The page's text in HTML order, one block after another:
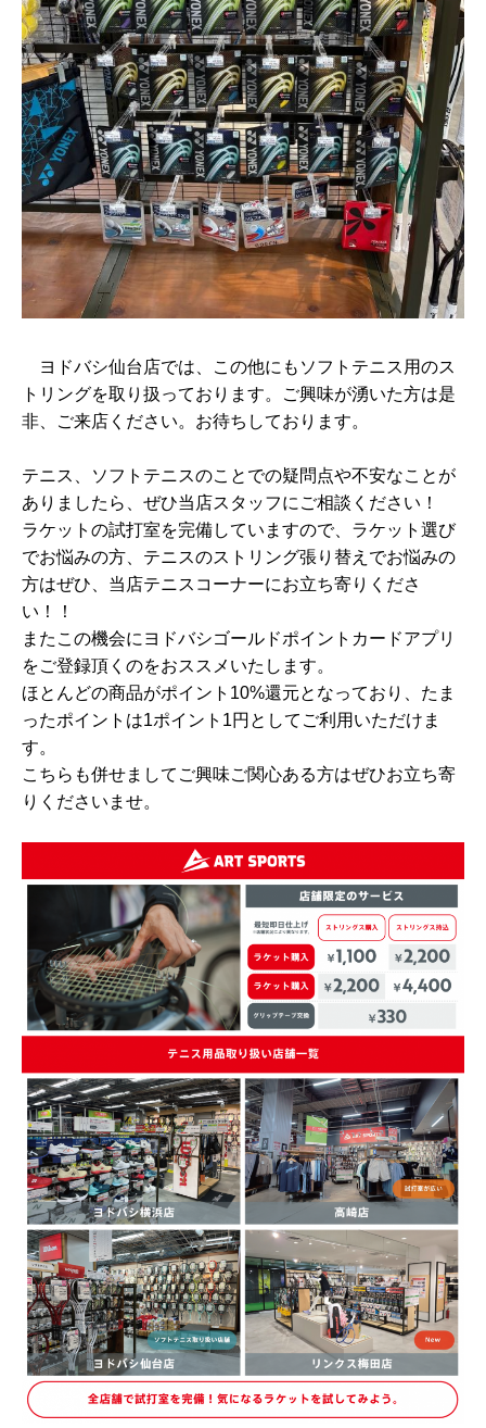
ヨドバシ仙台店では、この他にもソフトテニス用のス
トリングを取り扱っております。ご興味が湧いた方は是
非、ご来店ください。お待ちしております。
テニス、ソフトテニスのことでの疑問点や不安なことが
ありましたら、ぜひ当店スタッフにご相談ください！
ラケットの試打室を完備していますので、ラケット選び
でお悩みの方、テニスのストリング張り替えでお悩みの
方はぜひ、当店テニスコーナーにお立ち寄りくださ
い！！
またこの機会にヨドバシゴールドポイントカードアプリ
をご登録頂くのをおススメいたします。
ほとんどの商品がポイント10%還元となっており、たま
ったポイントは1ポイント1円としてご利用いただけま
す。
こちらも併せましてご興味ご関心ある方はぜひお立ち寄
りくださいませ。